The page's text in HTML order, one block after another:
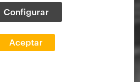
Configurar
Aceptar